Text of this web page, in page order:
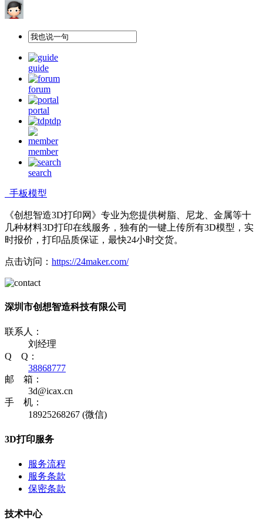
guide
forum
portal
tdp
member
search
手板模型
《创想智造3D打印网》专业为您提供树脂、尼龙、金属等十
几种材料3D打印在线服务，独有的一键上传所有3D模型，实
时报价，打印品质保证，最快24小时交货。
点击访问： https://24maker.com/
深圳市创想智造科技有限公司
联系人：
刘经理
Q Q：
38868777
邮 箱：
3d@icax.cn
手 机：
18925268267 (微信)
3D打印服务
服务流程
服务条款
保密条款
技术中心